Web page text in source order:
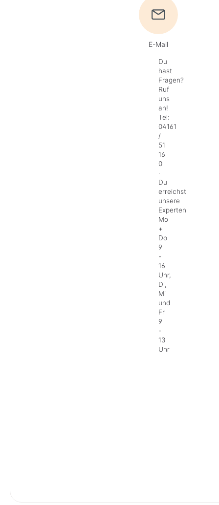
E-Mail
Du
hast
Fragen?
Ruf
uns
an!
Tel:
04161
/
51
16
0
·
Du
erreichst
unsere
Experten
Mo
+
Do
9
-
16
Uhr,
Di,
Mi
und
Fr
9
-
13
Uhr